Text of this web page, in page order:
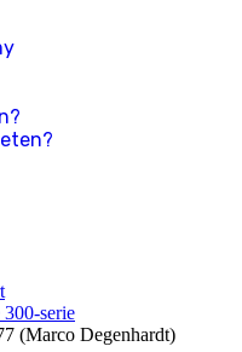
serie
(Marco Degenhardt)